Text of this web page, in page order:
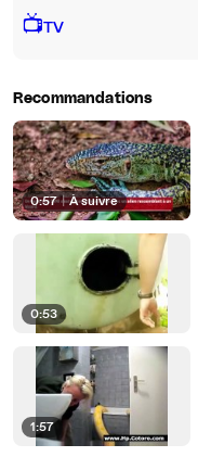
📺TV
Recommandations
0:57 | À suivre
0:53
1:57